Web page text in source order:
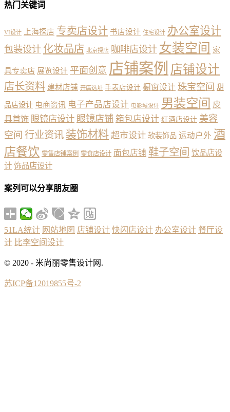
热门关键词
VI设计 上海探店 专卖店设计 书店设计 住宅设计 办公室设计
包装设计 化妆品店 北京探店 咖啡店设计 女装空间 家
具专卖店 展览设计 平面创意 店铺案例 店铺设计
店长资料 建材店铺 开店选址 手表店设计 橱窗设计 珠宝空间 甜
品店设计 电商资讯 电子产品店设计 电影城设计 男装空间 皮
具首饰 眼镜店设计 眼镜店铺 箱包店设计 红酒店设计 美容
空间 行业资讯 装饰材料 超市设计 软装饰品 运动户外 酒
店餐饮 零售店铺案例 零食店设计 面包店铺 鞋子空间 饮品店设
计 饰品店设计
案列可以分享朋友圈
51LA统计 网站地图 店铺设计 快闪店设计 办公室设计 餐厅设
计 比李空间设计
© 2020 - 米尚丽零售设计网.
苏ICP备12019855号-2